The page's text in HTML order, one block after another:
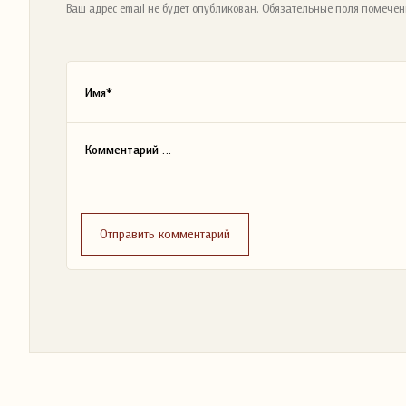
Ваш адрес email не будет опубликован. Обязательные поля
Отправить комментарий